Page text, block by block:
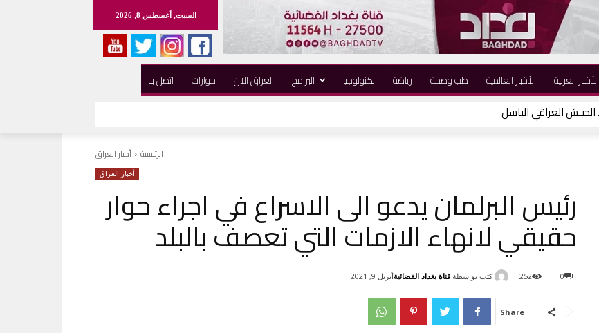
السبت, أغسطس 8, 2026
اتصل بنا حوارات العراق الان البرامج نكنولوجيا رياضة طب وصحة الأخبار العالمية الأخبار العربية
الرئيسية أخبار العراق
أخبار العراق
رئيس البرلمان يدعو الى الاسراع في اجراء حوار
حقيقي لانهاء الازمات التي تعصف بالبلد
كتب بواسطة قناة بغداد الفضائيةأبريل 9, 2021 0
252
Share